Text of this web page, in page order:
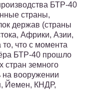
БТР-40
страны,
держав (страны
Африки, Азии,
что с момента
БТР-40 прошло
стран земного
на вооружении
Йемен, КНДР,